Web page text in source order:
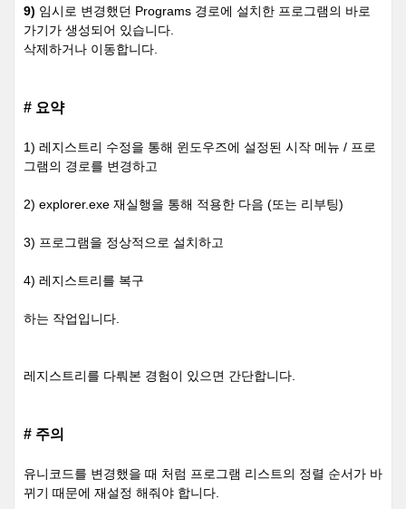
9) 임시로 변경했던 Programs 경로에 설치한 프로그램의 바로
가기가 생성되어 있습니다.
삭제하거나 이동합니다.
# 요약
1) 레지스트리 수정을 통해 윈도우즈에 설정된 시작 메뉴 / 프로
그램의 경로를 변경하고
2) explorer.exe 재실행을 통해 적용한 다음 (또는 리부팅)
3) 프로그램을 정상적으로 설치하고
4) 레지스트리를 복구
하는 작업입니다.
레지스트리를 다뤄본 경험이 있으면 간단합니다.
# 주의
유니코드를 변경했을 때 처럼 프로그램 리스트의 정렬 순서가 바
뀌기 때문에 재설정 해줘야 합니다.